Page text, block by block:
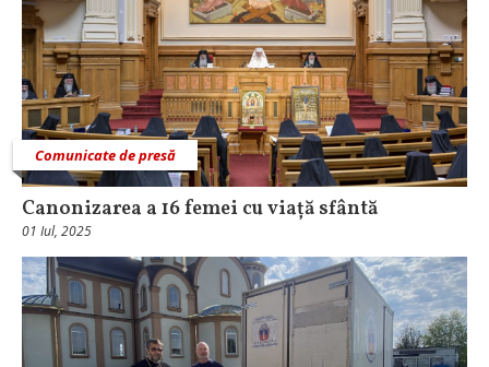
Comunicate de presă
Canonizarea a 16 femei cu viață sfântă
01 Iul, 2025